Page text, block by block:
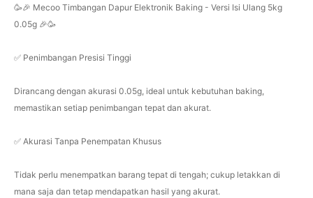
🥳🎉 Mecoo Timbangan Dapur Elektronik Baking - Versi Isi Ulang 5kg
0.05g 🎉🥳
✅ Penimbangan Presisi Tinggi
Dirancang dengan akurasi 0.05g, ideal untuk kebutuhan baking,
memastikan setiap penimbangan tepat dan akurat.
✅ Akurasi Tanpa Penempatan Khusus
Tidak perlu menempatkan barang tepat di tengah; cukup letakkan di
mana saja dan tetap mendapatkan hasil yang akurat.